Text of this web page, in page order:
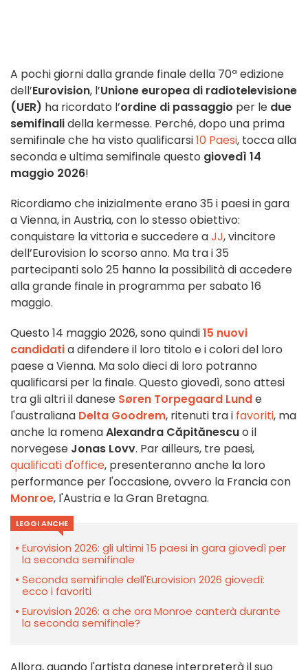
A pochi giorni dalla grande finale della 70ª edizione
dell’Eurovision, l’Unione europea di radiotelevisione
(UER) ha ricordato l’ordine di passaggio per le due
semifinalidella kermesse. Perché, dopo una prima
semifinale che ha visto qualificarsi10 Paesi, tocca alla
seconda e ultima semifinale questo giovedì 14
maggio 2026!
Ricordiamo che inizialmente erano 35 i paesi in gara
a Vienna, in Austria, con lo stesso obiettivo:
conquistare la vittoria e succedere aJJ, vincitore
dell’Eurovision lo scorso anno. Ma tra i 35
partecipanti solo 25 hanno la possibilità di accedere
alla grande finale in programma per sabato 16
maggio.
Questo 14 maggio 2026, sono quindi15 nuovi
candidatia difendere il loro titolo e i colori del loro
paese a Vienna. Ma solo dieci di loro potranno
qualificarsi per la finale. Questo giovedì, sono attesi
tra gli altri il danese Søren Torpegaard Lunde
l'australiana Delta Goodrem, ritenuti tra i favoriti, ma
anche la romenaAlexandra Căpitănescuo il
norvegese Jonas Lovv. Par ailleurs, tre paesi,
qualificati d'office, presenteranno anche la loro
performance per l'occasione, ovvero la Francia con
Monroe, l'Austria e la Gran Bretagna.
LEGGI ANCHE
Eurovision 2026: gli ultimi 15 paesi in gara giovedì per
la seconda semifinale
Seconda semifinale dell'Eurovision 2026 giovedì:
ecco i favoriti
Eurovision 2026: a che ora Monroe canterà durante
la seconda semifinale?